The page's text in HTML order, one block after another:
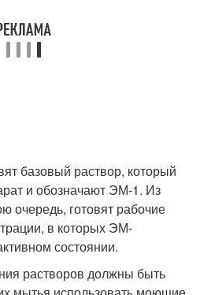
базовый раствор, который
и обозначают ЭМ-1. Из
очередь, готовят рабочие
в которых ЭМ-
состоянии.
растворов должны быть